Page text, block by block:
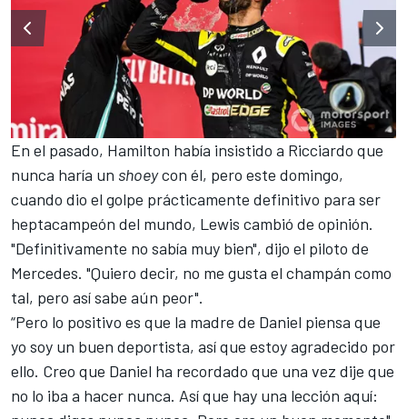
En el pasado, Hamilton había insistido a Ricciardo que
nunca haría un shoeycon él, pero este domingo,
cuando dio el golpe prácticamente definitivo para ser
heptacampeón del mundo, Lewis cambió de opinión.
"Definitivamente no sabía muy bien", dijo el piloto de
Mercedes. "Quiero decir, no me gusta el champán como
tal, pero así sabe aún peor".
“Pero lo positivo es que la madre de Daniel piensa que
yo soy un buen deportista, así que estoy agradecido por
ello. Creo que Daniel ha recordado que una vez dije que
no lo iba a hacer nunca. Así que hay una lección aquí: